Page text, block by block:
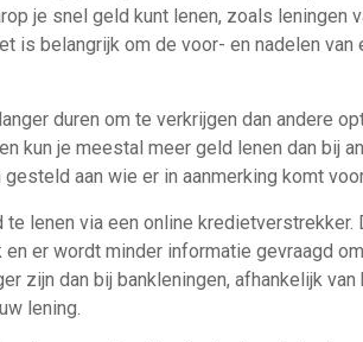
je snel geld kunt lenen, zoals leningen
is belangrijk om de voor- en nadelen
duren om te verkrijgen dan andere
kun je meestal meer geld lenen dan bij
aan wie er in aanmerking komt
te lenen via een online
er wordt minder informatie gevraagd
zijn dan bij bankleningen, afhankelijk
lening.